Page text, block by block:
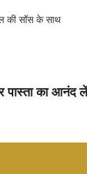
की सॉस के साथ
पास्ता का आनंद